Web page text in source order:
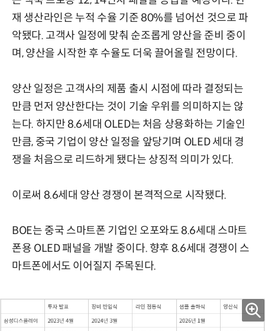
재 생산라인은 누적 수율 기준 80%를 넘어선 것으로 파
악됐다. 고객사 일정에 맞춰 순조롭게 양산을 준비 중이
며, 양산을 시작한 후 수율도 더욱 끌어올릴 전망이다.
양산 일정은 고객사의 제품 출시 시점에 따라 결정되는
만큼 먼저 양산한다는 것이 기술 우위를 의미하지는 않
는다. 하지만 8.6세대 OLED는 처음 상용화하는 기술인
만큼, 중국 기업이 양산 일정을 앞당기며 OLED 세대 경
쟁을 처음으로 리드하게 됐다는 상징적 의미가 있다.
이로써 8.6세대 양산 경쟁이 본격적으로 시작됐다.
BOE는 중국 스마트폰 기업인 오포와도 8.6세대 스마트
폰용 OLED 패널을 개발 중이다. 향후 8.6세대 경쟁이 스
마트폰에서도 이어질지 주목된다.